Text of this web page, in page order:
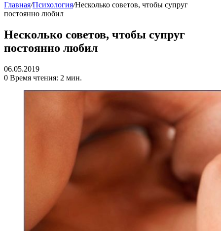
Главная/Психология/Несколько советов, чтобы супруг
постоянно любил
Несколько советов, чтобы супруг
постоянно любил
06.05.2019
0 Время чтения: 2 мин.